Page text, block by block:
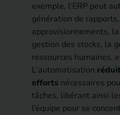
exemple, l’ERP peut
génération de
approvisionnements,
gestion des stocks, la
ressources humaines,
L’automatisation
efforts nécessaires
tâches, libérant ainsi
l’équipe pour se